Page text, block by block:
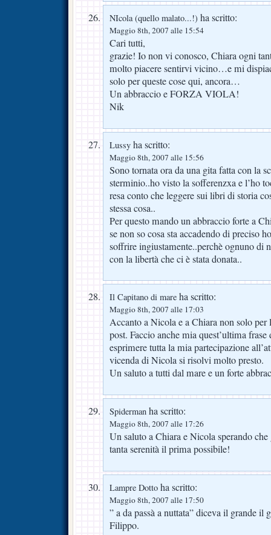
NIcola (quello malato...!) ha scritto:
Maggio 8th, 2007 alle 15:54
Cari tutti,
grazie! Io non vi conosco, Chiara ogni
molto piacere sentirvi vicino…e mi
solo per queste cose qui, ancora…
Un abbraccio e FORZA VIOLA!
Nik
Lussy ha scritto:
Maggio 8th, 2007 alle 15:56
Sono tornata ora da una gita fatta con la
sterminio..ho visto la sofferenzxa e l’ho
resa conto che leggere sui libri di storia
stessa cosa..
Per questo mando un abbraccio forte a
se non so cosa sta accadendo di preciso
soffrire ingiustamente..perchè ognuno di
con la libertà che ci è stata donata..
Il Capitano di mare ha scritto:
Maggio 8th, 2007 alle 17:03
Accanto a Nicola e a Chiara non solo
post. Faccio anche mia quest’ultima
esprimere tutta la mia partecipazione
vicenda di Nicola si risolvi molto presto.
Un saluto a tutti dal mare e un forte
Spiderman ha scritto:
Maggio 8th, 2007 alle 17:26
Un saluto a Chiara e Nicola sperando
tanta serenità il prima possibile!
Lampre Dotto ha scritto:
Maggio 8th, 2007 alle 17:50
” a da passà a nuttata” diceva il grande il
Filippo.